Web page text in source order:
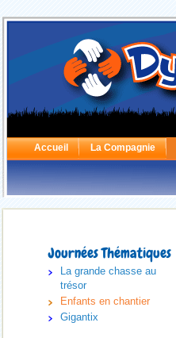
Accueil La Compagnie
Journées Thématiques
La grande chasse au
trésor
Enfants en chantier
Gigantix